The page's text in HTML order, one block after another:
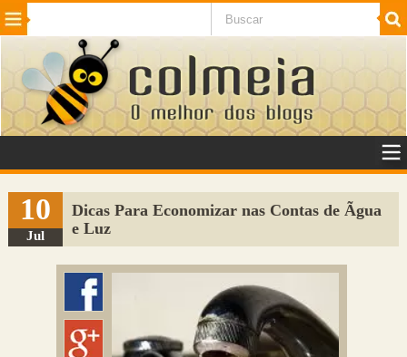
Beleza Cinema e TV
Internet Jogos NotÃ­cias SaÃºde
VeÃ­culos Adulto
Sugerir Link
Adicionar Blog
Colmeia Exchange
10
Jul
Dicas Para Economizar nas Contas de Ãgua
e Luz